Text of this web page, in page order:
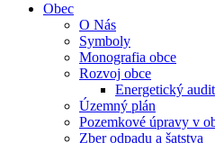
Obec
O Nás
Symboly
Monografia obce
Rozvoj obce
Energetický
Územný plán
Pozemkové úpravy v
Zber odpadu a šatstva